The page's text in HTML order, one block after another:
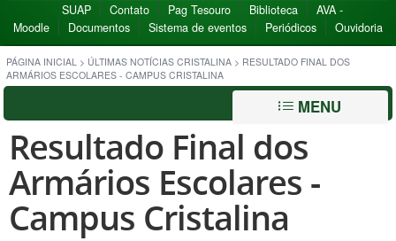
SUAP Contato Pag Tesouro Biblioteca
AVA -
Moodle
Documentos Sistema de eventos Periódicos Ouvidoria
PÁGINA INICIAL > ÚLTIMAS NOTÍCIAS CRISTALINA > RESULTADO FINAL DOS
ARMÁRIOS ESCOLARES - CAMPUS CRISTALINA
MENU
Resultado Final dos
Armários Escolares -
Campus Cristalina